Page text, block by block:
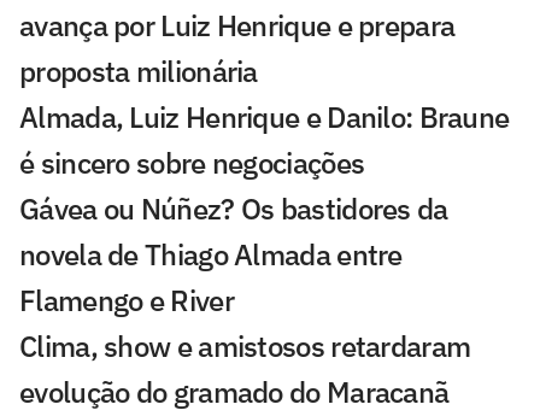
avança por Luiz Henrique e prepara
proposta milionária
Almada, Luiz Henrique e Danilo: Braune
é sincero sobre negociações
Gávea ou Núñez? Os bastidores da
novela de Thiago Almada entre
Flamengo e River
Clima, show e amistosos retardaram
evolução do gramado do Maracanã